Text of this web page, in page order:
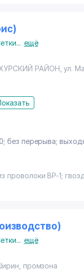
... ещё
РАЙОН ,ул.
без перерыва;
ВР-1;
... ещё
, промзона